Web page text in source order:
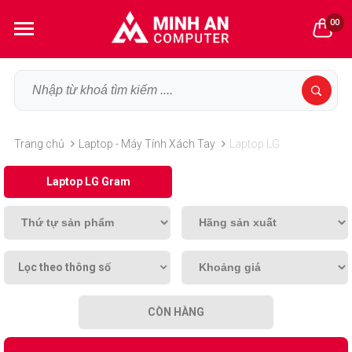
00
Trang chủ Laptop - Máy Tính Xách Tay Laptop LG
Laptop LG Gram
Lọc theo thông số
CÒN HÀNG